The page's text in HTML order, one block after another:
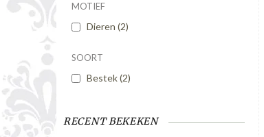
MOTIEF
Dieren (2)
SOORT
Bestek(2)
RECENT BEKEKEN